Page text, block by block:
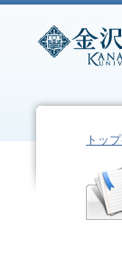
トッ